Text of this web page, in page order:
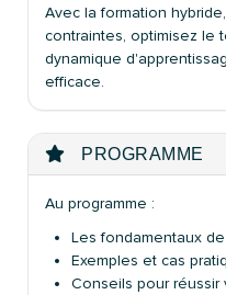
Avec la formation
contraintes, optimisez le
dynamique
efficace.
PROGRAMME
Au programme :
Les fondamentaux
Exemples et cas
Conseils pour